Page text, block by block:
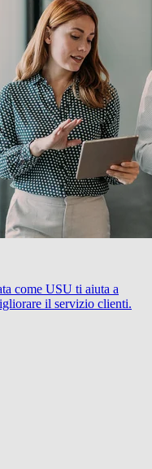
come USU ti aiuta a
il servizio clienti.